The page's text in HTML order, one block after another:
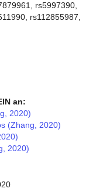
rs5997390,
rs112855987,
an:
2020)
(Zhang, 2020)
2020)